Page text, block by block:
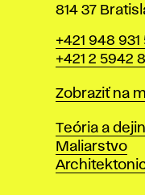
814 37
Telefón
+421 948 931
+421 2 5942
Mapa
Zobraziť na
Katedry
Teória a
Maliarstvo